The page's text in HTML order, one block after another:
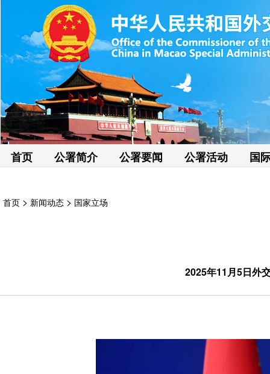
首页 公署简介 公署要闻 公署活动 国
首页 > 新闻动态 > 国家立场
2025年11月5日外